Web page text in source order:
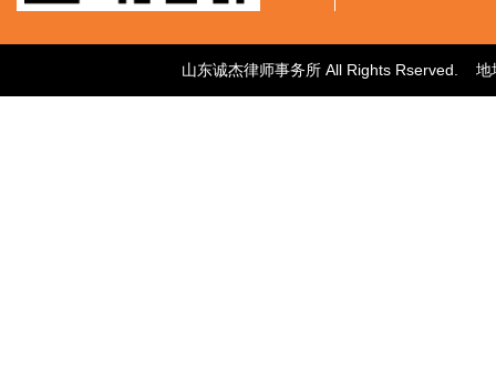
山东诚杰律师事务所 All Rights Rserved.